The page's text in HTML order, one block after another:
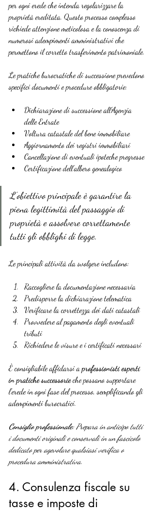
per ogni erede che intenda regolarizzare la
proprietà ereditata. Questo processo complesso
richiede attenzione meticolosa e la conoscenza di
numerosi adempimenti amministrativi che
permettono il corretto trasferimento patrimoniale.
Le pratiche burocratiche di successione prevedono
specifici documenti e procedure obbligatorie:
Dichiarazione di successione all’Agenzia
delle Entrate
Voltura catastale del bene immobiliare
Aggiornamento dei registri immobiliari
Cancellazione di eventuali ipoteche pregresse
Certificazione dell’albero genealogico
L’obiettivo principale è garantire la
piena legittimità del passaggio di
proprietà e assolvere correttamente
tutti gli obblighi di legge.
Le principali attività da svolgere includono:
Raccogliere la documentazione necessaria
Predisporre la dichiarazione telematica
Verificare la correttezza dei dati catastali
Provvedere al pagamento degli eventuali
tributi
Richiedere le visure e i certificati necessari
È consigliabile affidarsi a professionisti esperti
in pratiche successorie che possano supportare
l’erede in ogni fase del processo, semplificando gli
adempimenti burocratici.
Consiglio professionale: Prepara in anticipo tutti
i documenti originali e conservali in un fascicolo
dedicato per agevolare qualsiasi verifica o
procedura amministrativa.
4. Consulenza fiscale su
tasse e imposte di